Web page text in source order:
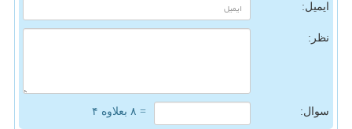
ایمیل:
نظر:
سوال: = ۸ بعلاوه ۴